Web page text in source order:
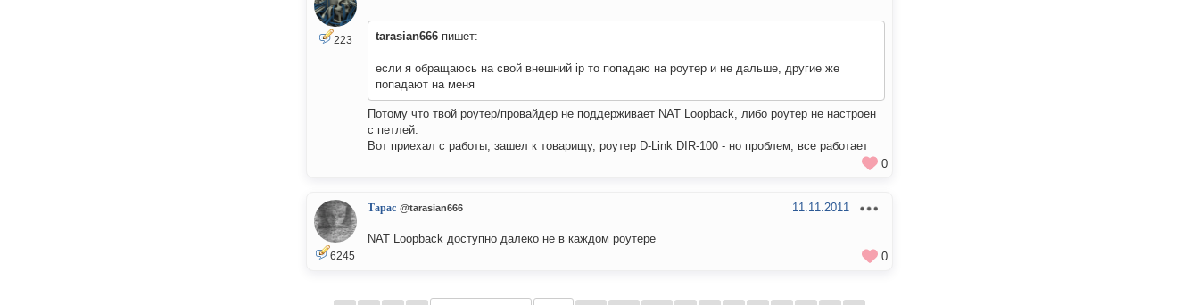
223 tarasian666 пишет:
если я обращаюсь на свой внешний ip то попадаю на роутер и не дальше, другие же
попадают на меня
Потому что твой роутер/провайдер не поддерживает NAT Loopback, либо роутер не настроен
с петлей.
Вот приехал с работы, зашел к товарищу, роутер D-Link DIR-100 - но проблем, все работает
0
6245
Тарас @tarasian666 11.11.2011
NAT Loopback доступно далеко не в каждом роутере
0